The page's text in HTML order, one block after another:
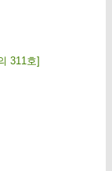
311호]